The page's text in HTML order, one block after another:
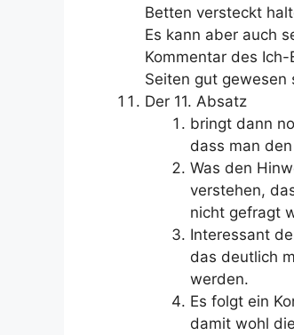
Betten versteckt
Es kann aber auch
Kommentar des
Seiten gut gewesen
Der 11. Absatz
bringt dann
dass man
Was den
verstehen,
nicht gefragt
Interessant
das deutlich
werden.
Es folgt ein
damit wohl